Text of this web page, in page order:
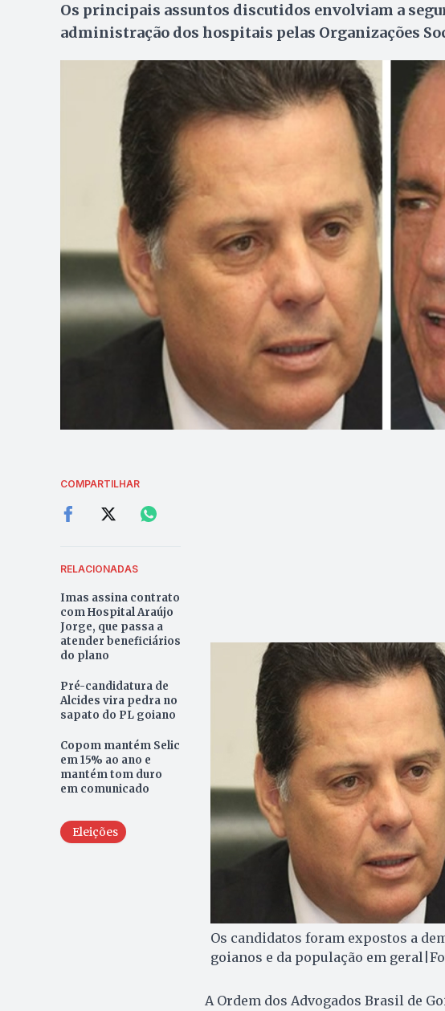
Os principais assuntos discutidos envolviam a
administração dos hospitais pelas Organizações
COMPARTILHAR
RELACIONADAS
Imas assina contrato
com Hospital Araújo
Jorge, que passa a
atender beneficiários
do plano
Pré-candidatura de
Alcides vira pedra no
sapato do PL goiano
Copom mantém Selic
em 15% ao ano e
mantém tom duro
em comunicado
Eleições
Os candidatos foram expostos a
goianos e da população em
A Ordem dos Advogados Brasil de